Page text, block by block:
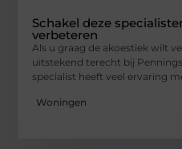
Schakel deze
verbeteren
Als u graag de akoestiek wilt
uitstekend terecht bij
specialist heeft veel ervaring
Woningen